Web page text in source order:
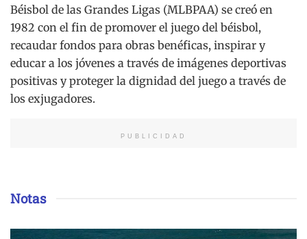
Béisbol de las Grandes Ligas (MLBPAA) se creó en
1982 con el fin de promover el juego del béisbol,
recaudar fondos para obras benéficas, inspirar y
educar a los jóvenes a través de imágenes deportivas
positivas y proteger la dignidad del juego a través de
los exjugadores.
PUBLICIDAD
Notas